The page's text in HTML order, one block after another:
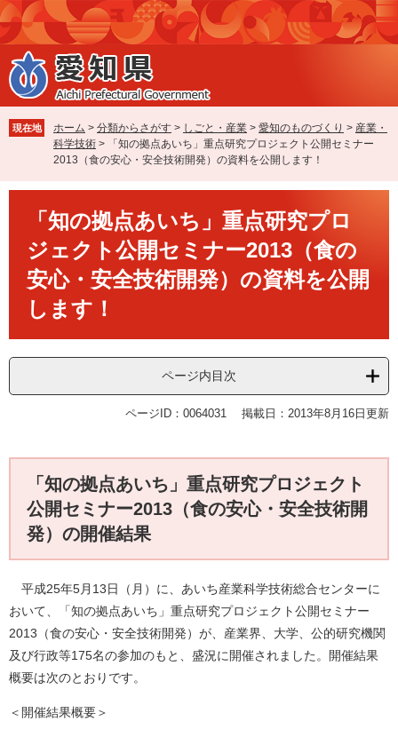
ペ
ー
ジ
の
先
で
す
メ
ニ
ュ
ー
を
ば
し
現在地 ホーム > 分類からさがす > しごと・産業 > 愛知のものづくり > 産業・
科学技術 >
「知の拠点あいち」重点研究プロジェクト公開セミナー
2013（食の安心・安全技術開発）の資料を公開します！
「知の拠点あいち」重点研究プロ
ジェクト公開セミナー2013（食の
安心・安全技術開発）の資料を公開
します！
ページ内目次
ページID：0064031 掲載日：2013年8月16日更新
「知の拠点あいち」重点研究プロジェクト
公開セミナー2013（食の安心・安全技術開
発）の開催結果
平成25年5月13日（月）に、あいち産業科学技術総合センターに
おいて、「知の拠点あいち」重点研究プロジェクト公開セミナー
2013（食の安心・安全技術開発）が、産業界、大学、公的研究機関
及び行政等175名の参加のもと、盛況に開催されました。開催結果
概要は次のとおりです。
＜開催結果概要＞